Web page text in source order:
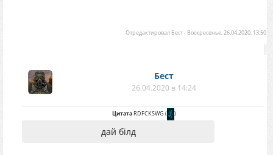
Отредактировал Бест- Воскресенье, 26.04.2020, 13:50
Бест
26.04.2020 в 14:24
ЦитатаRDFCKSWG ( )
дай бiлд